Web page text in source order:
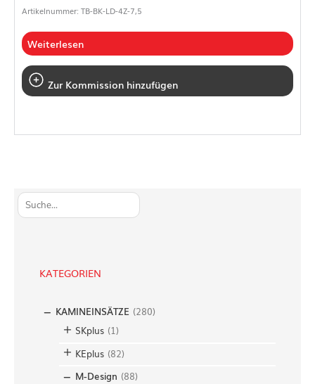
S
u
KATEGORIEN
KAMINEINSÄTZE (280)
SKplus (1)
KEplus (82)
M-Design (88)
Artikelnummer: TB-BK-LD-4Z-7,5
Weiterlesen
Zur Kommission hinzufügen